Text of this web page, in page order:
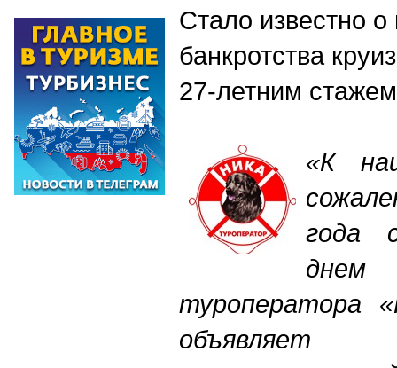
Cтало известно
банкротства
27-летним
«К
года
туроператора
объявляет